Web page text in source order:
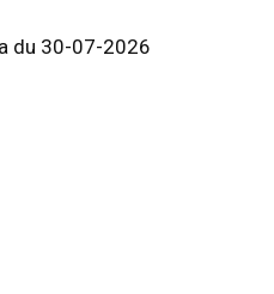
du 30-07-2026